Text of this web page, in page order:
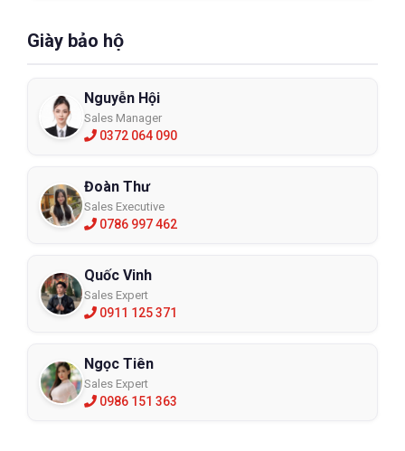
Giày bảo hộ
Nguyễn Hội
Sales Manager
0372 064 090
Đoàn Thư
Sales Executive
0786 997 462
Quốc Vinh
Sales Expert
0911 125 371
Ngọc Tiên
Sales Expert
0986 151 363